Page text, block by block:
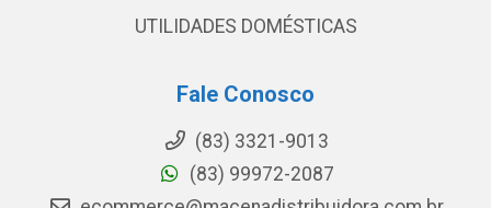
UTILIDADES DOMÉSTICAS
Fale Conosco
(83) 3321-9013
(83) 99972-2087